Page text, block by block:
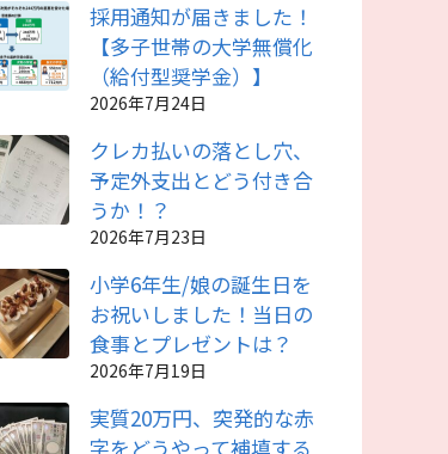
採用通知が届きました！
【多子世帯の大学無償化
（給付型奨学金）】
2026年7月24日
クレカ払いの落とし穴、
予定外支出とどう付き合
うか！？
2026年7月23日
小学6年生/娘の誕生日を
お祝いしました！当日の
食事とプレゼントは？
2026年7月19日
実質20万円、突発的な赤
字をどうやって補填する